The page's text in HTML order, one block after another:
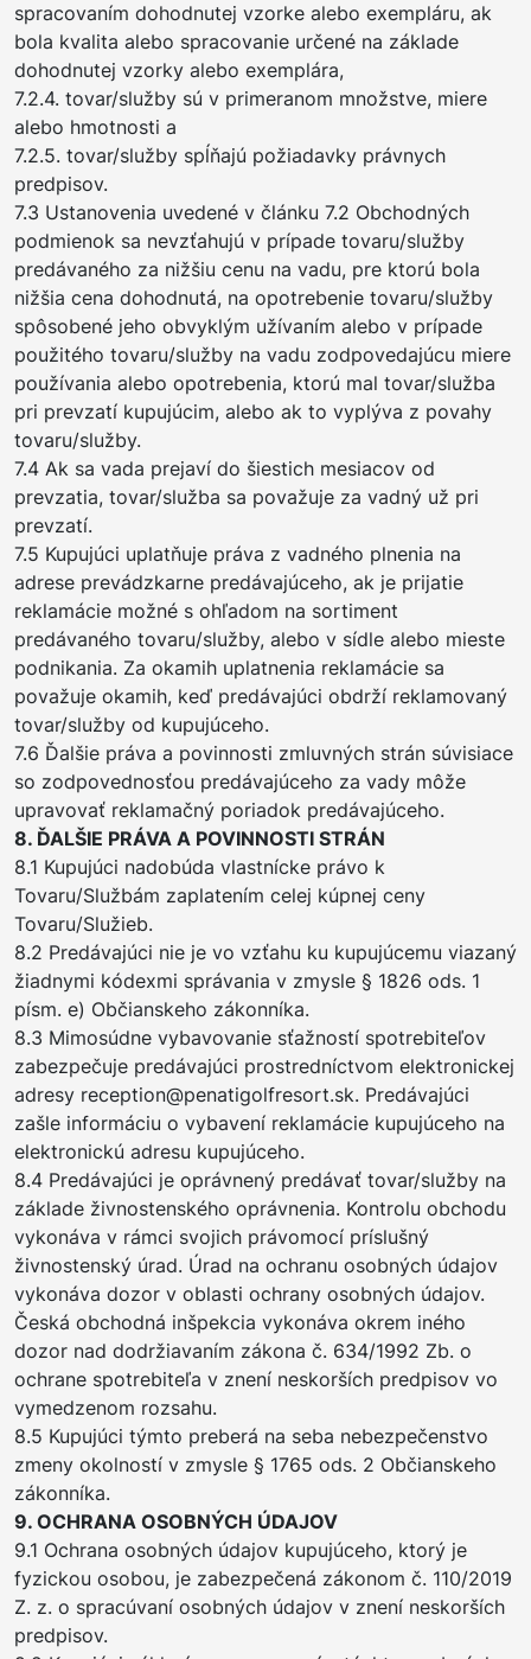
spracovaním dohodnutej vzorke alebo exempláru, ak
bola kvalita alebo spracovanie určené na základe
dohodnutej vzorky alebo exemplára,
7.2.4. tovar/služby sú v primeranom množstve, miere
alebo hmotnosti a
7.2.5. tovar/služby spĺňajú požiadavky právnych
predpisov.
7.3 Ustanovenia uvedené v článku 7.2 Obchodných
podmienok sa nevzťahujú v prípade tovaru/služby
predávaného za nižšiu cenu na vadu, pre ktorú bola
nižšia cena dohodnutá, na opotrebenie tovaru/služby
spôsobené jeho obvyklým užívaním alebo v prípade
použitého tovaru/služby na vadu zodpovedajúcu miere
používania alebo opotrebenia, ktorú mal tovar/služba
pri prevzatí kupujúcim, alebo ak to vyplýva z povahy
tovaru/služby.
7.4 Ak sa vada prejaví do šiestich mesiacov od
prevzatia, tovar/služba sa považuje za vadný už pri
prevzatí.
7.5 Kupujúci uplatňuje práva z vadného plnenia na
adrese prevádzkarne predávajúceho, ak je prijatie
reklamácie možné s ohľadom na sortiment
predávaného tovaru/služby, alebo v sídle alebo mieste
podnikania. Za okamih uplatnenia reklamácie sa
považuje okamih, keď predávajúci obdrží reklamovaný
tovar/služby od kupujúceho.
7.6 Ďalšie práva a povinnosti zmluvných strán súvisiace
so zodpovednosťou predávajúceho za vady môže
upravovať reklamačný poriadok predávajúceho.
8. ĎALŠIE PRÁVA A POVINNOSTI STRÁN
8.1 Kupujúci nadobúda vlastnícke právo k
Tovaru/Službám zaplatením celej kúpnej ceny
Tovaru/Služieb.
8.2 Predávajúci nie je vo vzťahu ku kupujúcemu viazaný
žiadnymi kódexmi správania v zmysle § 1826 ods. 1
písm. e) Občianskeho zákonníka.
8.3 Mimosúdne vybavovanie sťažností spotrebiteľov
zabezpečuje predávajúci prostredníctvom elektronickej
adresy reception@penatigolfresort.sk. Predávajúci
zašle informáciu o vybavení reklamácie kupujúceho na
elektronickú adresu kupujúceho.
8.4 Predávajúci je oprávnený predávať tovar/služby na
základe živnostenského oprávnenia. Kontrolu obchodu
vykonáva v rámci svojich právomocí príslušný
živnostenský úrad. Úrad na ochranu osobných údajov
vykonáva dozor v oblasti ochrany osobných údajov.
Česká obchodná inšpekcia vykonáva okrem iného
dozor nad dodržiavaním zákona č. 634/1992 Zb. o
ochrane spotrebiteľa v znení neskorších predpisov vo
vymedzenom rozsahu.
8.5 Kupujúci týmto preberá na seba nebezpečenstvo
zmeny okolností v zmysle § 1765 ods. 2 Občianskeho
zákonníka.
9. OCHRANA OSOBNÝCH ÚDAJOV
9.1 Ochrana osobných údajov kupujúceho, ktorý je
fyzickou osobou, je zabezpečená zákonom č. 110/2019
Z. z. o spracúvaní osobných údajov v znení neskorších
predpisov.